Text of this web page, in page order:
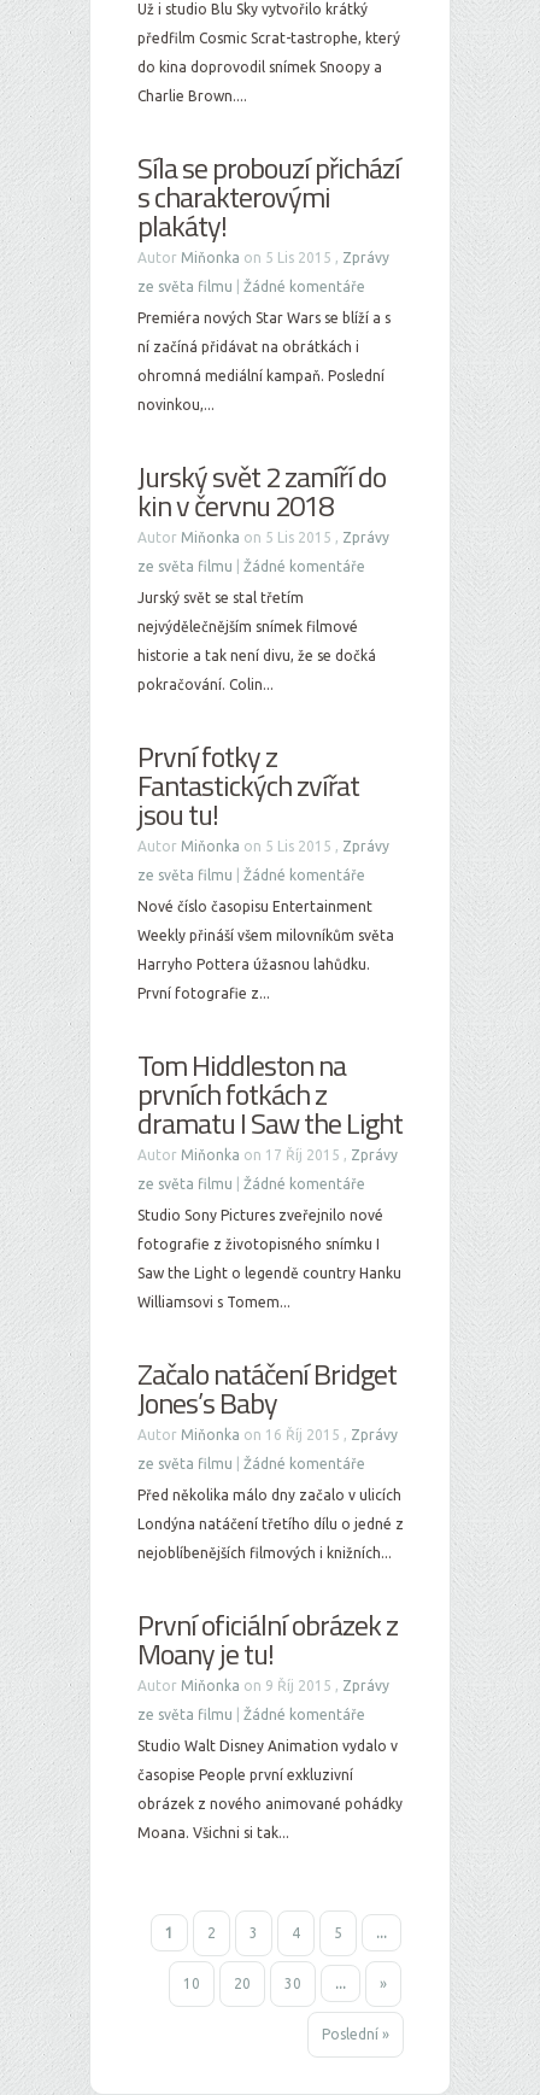
Už i studio Blu Sky vytvořilo krátký
předfilm Cosmic Scrat-tastrophe, který
do kina doprovodil snímek Snoopy a
Charlie Brown....
Síla se probouzí přichází
s charakterovými
plakáty!
Autor Miňonka on 5 Lis 2015 , Zprávy
ze světa filmu
Žádné komentáře
Premiéra nových Star Wars se blíží a s
ní začíná přidávat na obrátkách i
ohromná mediální kampaň. Poslední
novinkou,...
Jurský svět 2 zamíří do
kin v červnu 2018
Autor Miňonka on 5 Lis 2015 , Zprávy
ze světa filmu
Žádné komentáře
Jurský svět se stal třetím
nejvýdělečnějším snímek filmové
historie a tak není divu, že se dočká
pokračování. Colin...
První fotky z
Fantastických zvířat
jsou tu!
Autor Miňonka on 5 Lis 2015 , Zprávy
ze světa filmu
Žádné komentáře
Nové číslo časopisu Entertainment
Weekly přináší všem milovníkům světa
Harryho Pottera úžasnou lahůdku.
První fotografie z...
Tom Hiddleston na
prvních fotkách z
dramatu I Saw the Light
Autor Miňonka on 17 Říj 2015 , Zprávy
ze světa filmu
Žádné komentáře
Studio Sony Pictures zveřejnilo nové
fotografie z životopisného snímku I
Saw the Light o legendě country Hanku
Williamsovi s Tomem...
Začalo natáčení Bridget
Jones’s Baby
Autor Miňonka on 16 Říj 2015 , Zprávy
ze světa filmu
Žádné komentáře
Před několika málo dny začalo v ulicích
Londýna natáčení třetího dílu o jedné z
nejoblíbenějších filmových i knižních...
První oficiální obrázek z
Moany je tu!
Autor Miňonka on 9 Říj 2015 , Zprávy
ze světa filmu
Žádné komentáře
Studio Walt Disney Animation vydalo v
časopise People první exkluzivní
obrázek z nového animované pohádky
Moana. Všichni si tak...
1 2 3 4 5 ...
10 20 30 ... »
Poslední »